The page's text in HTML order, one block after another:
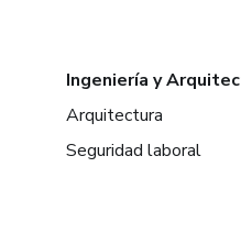
Ingeniería y
Arquitectura
Seguridad laboral